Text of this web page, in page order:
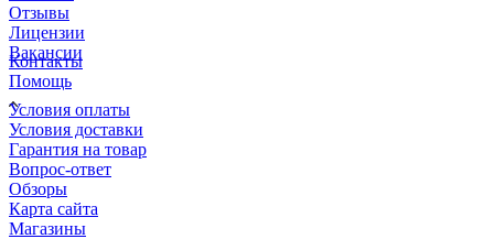
Отзывы
Лицензии
Вакансии
Контакты
Помощь
Условия оплаты
Условия доставки
Гарантия на товар
Вопрос-ответ
Обзоры
Карта сайта
Магазины